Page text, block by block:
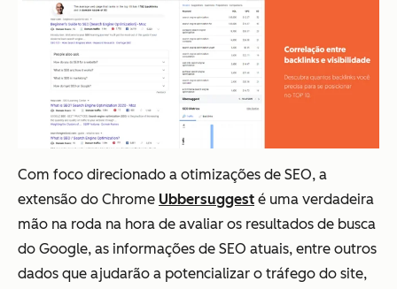
Com foco direcionado a otimizações de SEO, a
extensão do Chrome Ubbersuggest é uma verdadeira
mão na roda na hora de avaliar os resultados de busca
do Google, as informações de SEO atuais, entre outros
dados que ajudarão a potencializar o tráfego do site,